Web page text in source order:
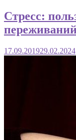
Стресс:
17.09.201929.02.2024